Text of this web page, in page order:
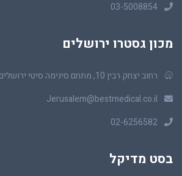
03-5008854
מכון גסטרו ירושלים
רחוב יצחק רבין 10, מתחם סינימה סיטי ירושלים
Jerusalem@bestmedical.co.il
02-6256582
בסט מדיקל